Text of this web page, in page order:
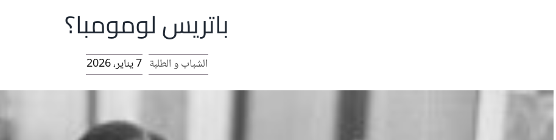
باتريس لومومبا؟
الشباب و الطلبة 7 يناير، 2026